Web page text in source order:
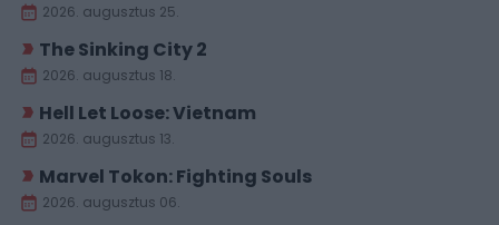
2026. augusztus 25.
The Sinking City 2
2026. augusztus 18.
Hell Let Loose: Vietnam
2026. augusztus 13.
Marvel Tokon: Fighting Souls
2026. augusztus 06.